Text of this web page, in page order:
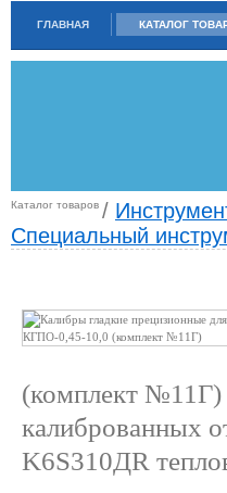
ГЛАВНАЯ КАТАЛОГ
Каталог товаров /
Специальный
(комплект №11Г)
калиброванных
K6S310ДR